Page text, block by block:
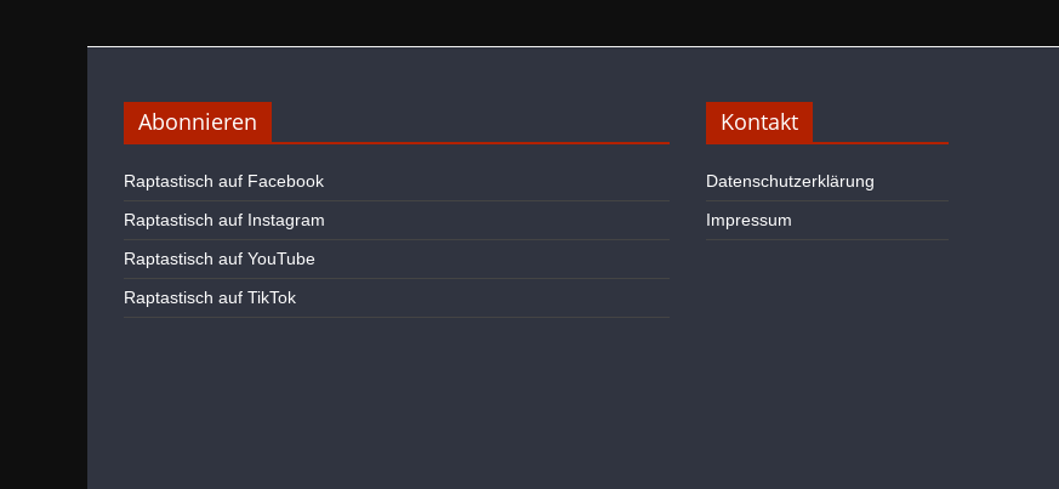
Abonnieren
Raptastisch auf Facebook
Raptastisch auf Instagram
Raptastisch auf YouTube
Raptastisch auf TikTok
Kontakt
Datenschutzerklärung
Impressum